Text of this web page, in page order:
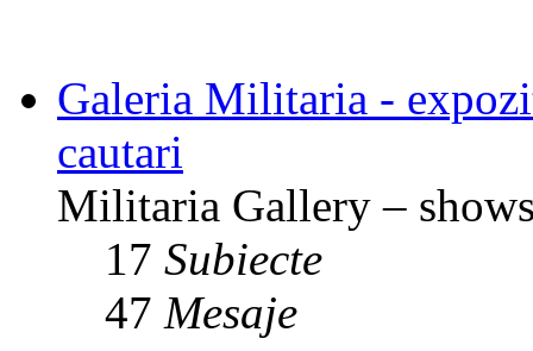
Galeria Militaria -
cautari
Militaria Gallery –
17 Subiecte
47 Mesaje